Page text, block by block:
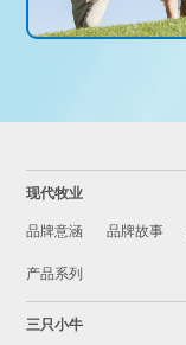
现代牧业
品牌意涵 品牌故事
产品系列
三只小牛